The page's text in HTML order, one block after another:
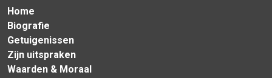
Home
Biografie
Getuigenissen
Zijn uitspraken
Waarden & Moraal